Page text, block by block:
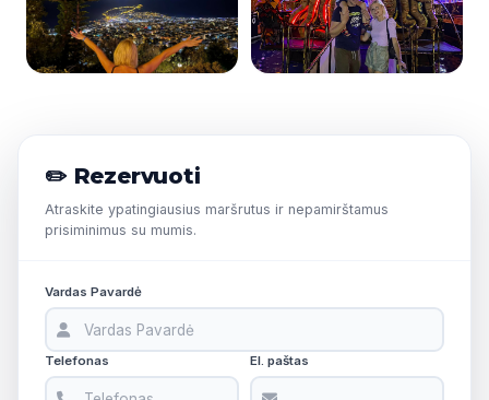
✏️ Rezervuoti
Atraskite ypatingiausius maršrutus ir nepamirštamus
prisiminimus su mumis.
Vardas Pavardė
Telefonas El. paštas